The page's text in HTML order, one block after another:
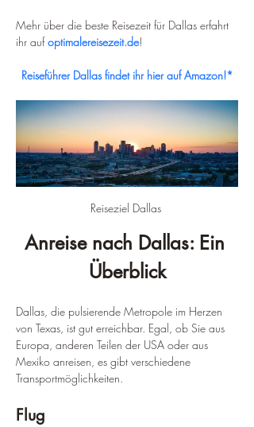
Mehr über die beste Reisezeit für Dallas erfahrt
ihr auf optimalereisezeit.de!
Reiseführer Dallas findet ihr hier auf Amazon!*
Reiseziel Dallas
Anreise nach Dallas: Ein
Überblick
Dallas, die pulsierende Metropole im Herzen
von Texas, ist gut erreichbar. Egal, ob Sie aus
Europa, anderen Teilen der USA oder aus
Mexiko anreisen, es gibt verschiedene
Transportmöglichkeiten.
Flug